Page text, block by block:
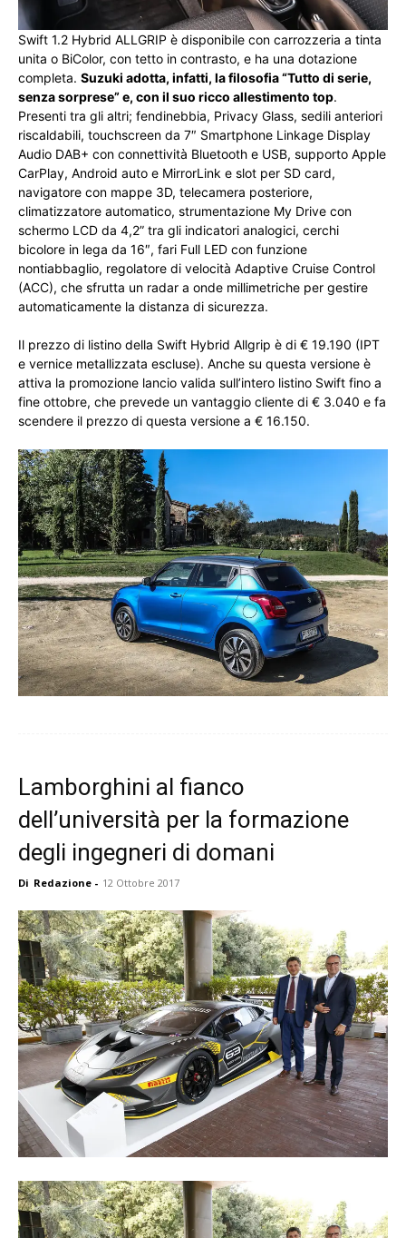
Swift 1.2 Hybrid ALLGRIP è disponibile con carrozzeria a tinta
unita o BiColor, con tetto in contrasto, e ha una dotazione
completa. Suzuki adotta, infatti, la filosofia “Tutto di serie,
senza sorprese” e, con il suo ricco allestimento top.
Presenti tra gli altri; fendinebbia, Privacy Glass, sedili anteriori
riscaldabili, touchscreen da 7″ Smartphone Linkage Display
Audio DAB+ con connettività Bluetooth e USB, supporto Apple
CarPlay, Android auto e MirrorLink e slot per SD card,
navigatore con mappe 3D, telecamera posteriore,
climatizzatore automatico, strumentazione My Drive con
schermo LCD da 4,2” tra gli indicatori analogici, cerchi
bicolore in lega da 16″, fari Full LED con funzione
nontiabbaglio, regolatore di velocità Adaptive Cruise Control
(ACC), che sfrutta un radar a onde millimetriche per gestire
automaticamente la distanza di sicurezza.
Il prezzo di listino della Swift Hybrid Allgrip è di € 19.190 (IPT
e vernice metallizzata escluse). Anche su questa versione è
attiva la promozione lancio valida sull’intero listino Swift fino a
fine ottobre, che prevede un vantaggio cliente di € 3.040 e fa
scendere il prezzo di questa versione a € 16.150.
Lamborghini al fianco
dell’università per la formazione
degli ingegneri di domani
Di Redazione - 12 Ottobre 2017